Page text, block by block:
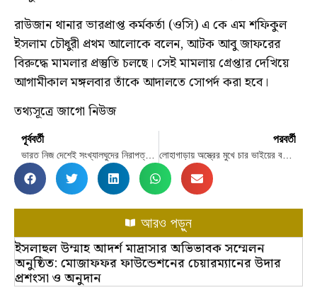
রাউজান থানার ভারপ্রাপ্ত কর্মকর্তা (ওসি) এ কে এম শফিকুল
ইসলাম চৌধুরী প্রথম আলোকে বলেন, আটক আবু জাফরের
বিরুদ্ধে মামলার প্রস্তুতি চলছে। সেই মামলায় গ্রেপ্তার দেখিয়ে
আগামীকাল মঙ্গলবার তাঁকে আদালতে সোপর্দ করা হবে।
তথ্যসূত্রে জাগো নিউজ
পূর্ববর্তী
ভারত নিজ দেশেই সংখ্যালঘুদের নিরাপত্তা দিতে ব্যর্থ: সমন্বয়ক রাসেল
পরবর্তী
লোহাগাড়ায় অস্ত্রের মুখে চার ভাইয়ের বসতঘরে ডাকাতি
আরও পড়ুন
ইসলাহুল উম্মাহ আদর্শ মাদ্রাসার অভিভাবক সম্মেলন
অনুষ্ঠিত: মোজাফফর ফাউন্ডেশনের চেয়ারম্যানের উদার
প্রশংসা ও অনুদান